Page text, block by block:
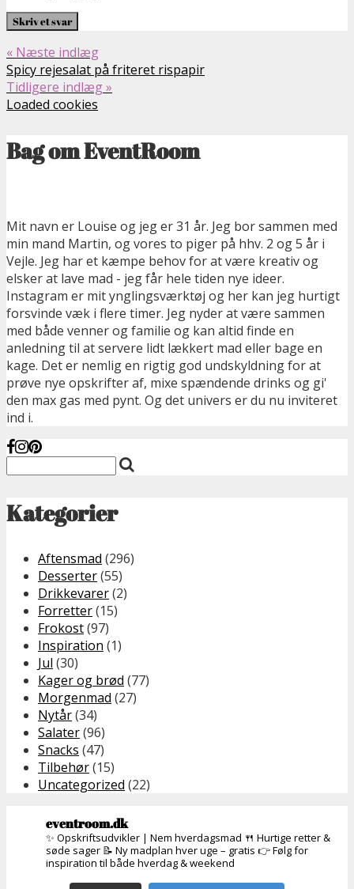
« Næste indlæg
Spicy rejesalat på friteret rispapir
Tidligere indlæg »
Loaded cookies
Bag om EventRoom
Mit navn er Louise og jeg er 31 år. Jeg bor sammen med
min mand Martin, og vores to piger på hhv. 2 og 5 år i
Vejle. Jeg har et kæmpe behov for at være kreativ og
elsker at lave mad - jeg får hele tiden nye ideer.
Instagram er mit ynglingsværktøj og her kan jeg hurtigt
forsvinde væk i flere timer. Jeg nyder at være sammen
med både venner og familie og kan altid finde en
anledning til at servere lidt lækkert mad eller bage en
kage. Det er nemlig en rigtig god undskyldning for at
prøve nye opskrifter af, mixe spændende drinks og gi'
den max gas med pynt. Og det univers er du nu inviteret
ind i.
Kategorier
Aftensmad (296)
Desserter(55)
Drikkevarer(2)
Forretter(15)
Frokost(97)
Inspiration (1)
Jul (30)
Kager og brød (77)
Morgenmad (27)
Nytår(34)
Salater(96)
Snacks (47)
Tilbehør(15)
Uncategorized (22)
eventroom.dk
✨ Opskriftsudvikler | Nem hverdagsmad 🍴 Hurtige retter &
søde sager 📝 Ny madplan hver uge – gratis 👉 Følg for
inspiration til både hverdag & weekend